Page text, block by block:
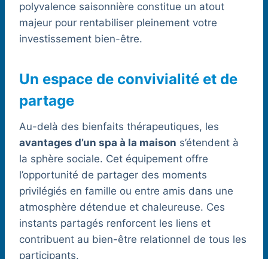
polyvalence saisonnière constitue un atout
majeur pour rentabiliser pleinement votre
investissement bien-être.
Un espace de convivialité et de
partage
Au-delà des bienfaits thérapeutiques, les
avantages d’un spa à la maison s’étendent à
la sphère sociale. Cet équipement offre
l’opportunité de partager des moments
privilégiés en famille ou entre amis dans une
atmosphère détendue et chaleureuse. Ces
instants partagés renforcent les liens et
contribuent au bien-être relationnel de tous les
participants.